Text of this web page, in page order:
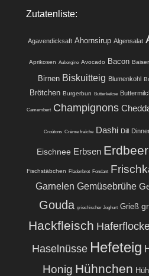
Zutatenliste:
Agavendicksaft Ahornsirup Algensalat
Aprikosen Aubergine Avocado Bacon Baiser
Birnen Biskuitteig Blumenkohl
Brötchen Burgerbun Butterkekse
Camembert Champignons
Croûtons Crème fraîche Dashi Dill
Eischnee Erbsen
Fischstäbchen Fladenbrot Fondant
Garnelen Gemüsebrühe
Gouda griechischer Joghurt Grieß
Hackfleisch
Haselnüsse Hefeteig
Honig Hühnchen